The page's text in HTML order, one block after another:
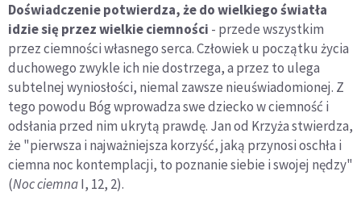
Doświadczenie potwierdza, że do wielkiego światła
idzie się przez wielkie ciemności - przede wszystkim
przez ciemności własnego serca. Człowiek u początku życia
duchowego zwykle ich nie dostrzega, a przez to ulega
subtelnej wyniosłości, nie­mal zawsze nieuświadomionej. Z
tego powodu Bóg wprowadza swe dziecko w ciemność i
odsłania przed nim ukrytą prawdę. Jan od Krzyża stwierdza,
że "pierwsza i najważniejsza korzyść, jaką przynosi oschła i
ciemna noc kontemplacji, to poznanie siebie i swojej nędzy"
(Noc ciemnaI, 12, 2).